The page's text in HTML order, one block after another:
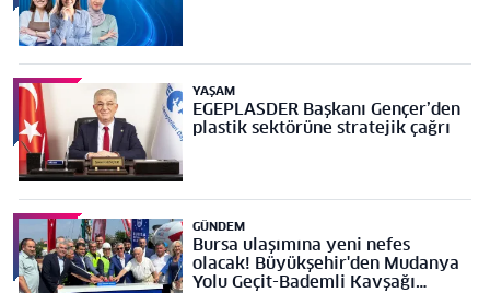
YAŞAM
EGEPLASDER Başkanı Gençer’den
plastik sektörüne stratejik çağrı
GÜNDEM
Bursa ulaşımına yeni nefes
olacak! Büyükşehir'den Mudanya
Yolu Geçit-Bademli Kavşağı